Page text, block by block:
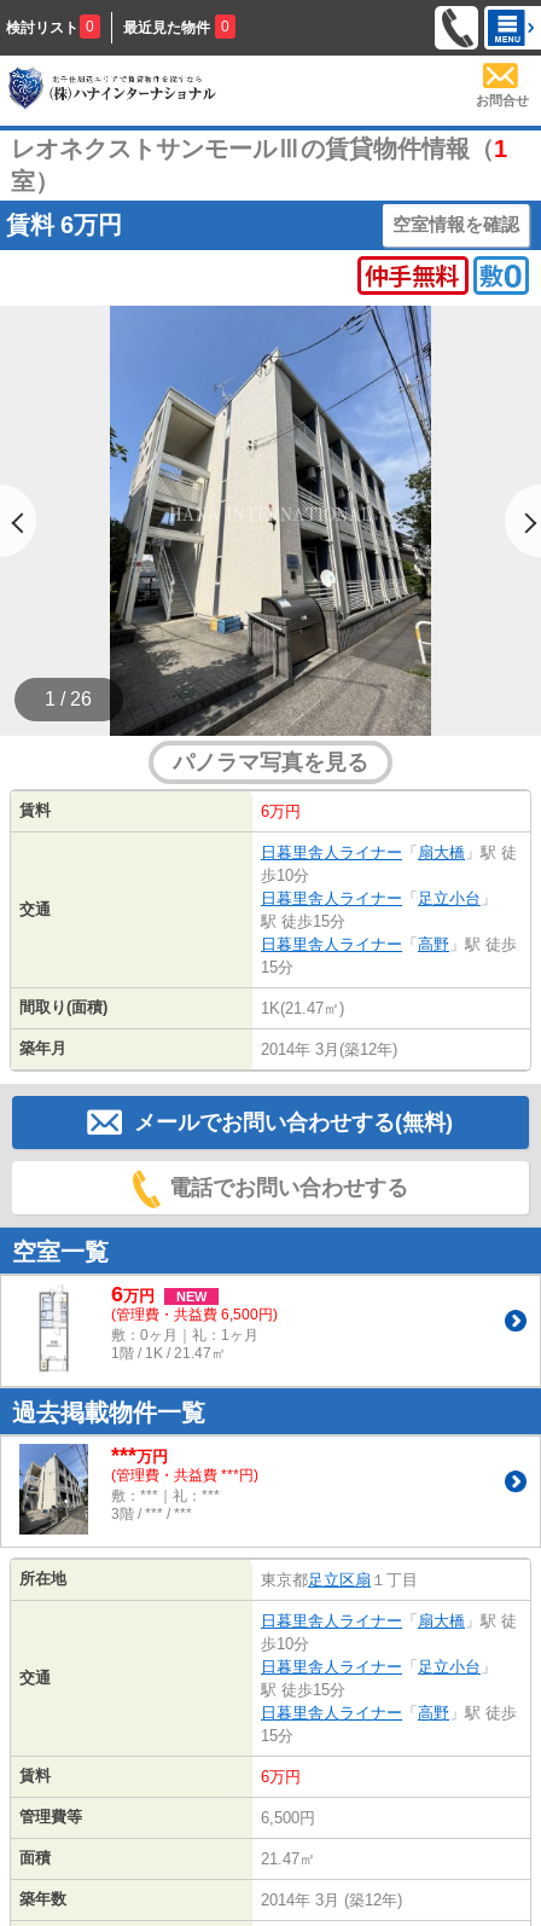
検討リスト 0 最近見た物件 0
お問合せ
レオネクストサンモールⅢの賃貸物件情報（1
室）
賃料 6万円 空室情報を確認
1 / 26
パノラマ写真を見る
賃料 6万円
交通
日暮里舎人ライナー 「 扇大橋 」駅 徒
歩10分
日暮里舎人ライナー 「 足立小台 」
駅 徒歩15分
日暮里舎人ライナー 「高野 」駅 徒歩
15分
間取り(面積) 1K(21.47㎡)
築年月 2014年 3月(築12年)
メールでお問い合わせする(無料)
電話でお問い合わせする
空室一覧
6万円 NEW
(管理費・共益費 6,500円)
敷：0ヶ月｜礼：1ヶ月
1階 / 1K / 21.47㎡
過去掲載物件一覧
***万円
(管理費・共益費 ***円)
敷：***｜礼：***
3階 / *** / ***
所在地 東京都足立区扇 １丁目
交通
日暮里舎人ライナー 「 扇大橋 」駅 徒
歩10分
日暮里舎人ライナー 「 足立小台 」
駅 徒歩15分
日暮里舎人ライナー 「高野 」駅 徒歩
15分
賃料 6万円
管理費等 6,500円
面積 21.47㎡
築年数 2014年 3月 (築12年)